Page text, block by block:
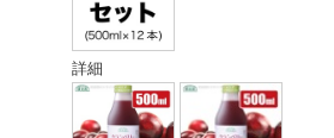
詳細